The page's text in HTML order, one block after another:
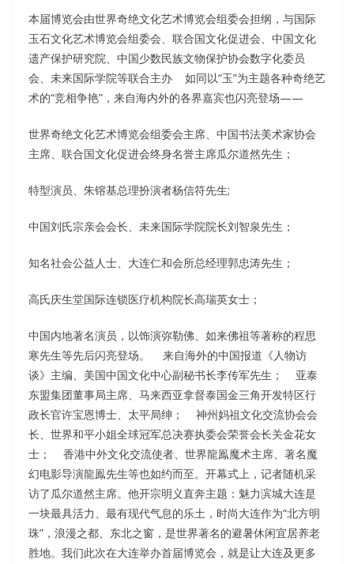
本届博览会由世界奇绝文化艺术博览会组委会担纲，与国际
玉石文化艺术博览会组委会、联合国文化促进会、中国文化
遗产保护研究院、中国少数民族文物保护协会数字化委员
会、未来国际学院等联合主办 如同以“玉”为主题各种奇绝艺
术的“竞相争艳”，来自海内外的各界嘉宾也闪亮登场——
世界奇绝文化艺术博览会组委会主席、中国书法美术家协会
主席、联合国文化促进会终身名誉主席瓜尔道然先生；
特型演员、朱镕基总理扮演者杨信符先生;
中国刘氏宗亲会会长、未来国际学院院长刘智泉先生；
知名社会公益人士、大连仁和会所总经理郭忠涛先生；
高氏庆生堂国际连锁医疗机构院长高瑞英女士；
中国内地著名演员，以饰演弥勒佛、如来佛祖等著称的程思
寒先生等先后闪亮登场。 来自海外的中国报道《人物访
谈》主编、美国中国文化中心副秘书长李传军先生； 亚泰
东盟集团董事局主席、马来西亚拿督泰国金三角开发特区行
政长官许宝恩博士、太平局绅； 神州妈祖文化交流协会会
长、世界和平小姐全球冠军总决赛执委会荣誉会长关金花女
士； 香港中外文化交流使者、世界龍鳯魔术主席、著名魔
幻电影导演龍鳯先生等也如约而至。开幕式上，记者随机采
访了瓜尔道然主席。他开宗明义直奔主题：魅力滨城大连是
一块最具活力、最有现代气息的乐土，时尚大连作为“北方明
珠”，浪漫之都、东北之窗，是世界著名的避暑休闲宜居养老
胜地。我们此次在大连举办首届博览会，就是让大连及更多